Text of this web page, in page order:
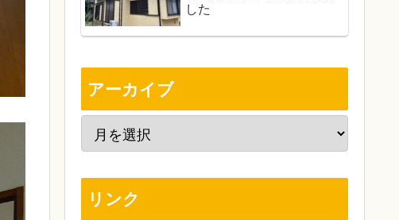
した
アーカイブ
リンク